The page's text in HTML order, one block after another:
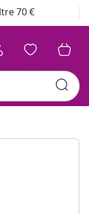
70 €